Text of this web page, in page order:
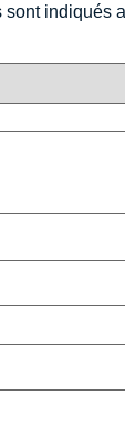
sont indiqués